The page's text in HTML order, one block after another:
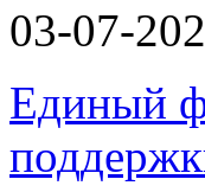
03-07-
Единый